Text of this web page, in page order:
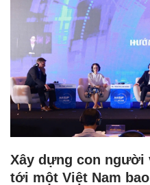
Xây dựng con người
tới một Việt Nam